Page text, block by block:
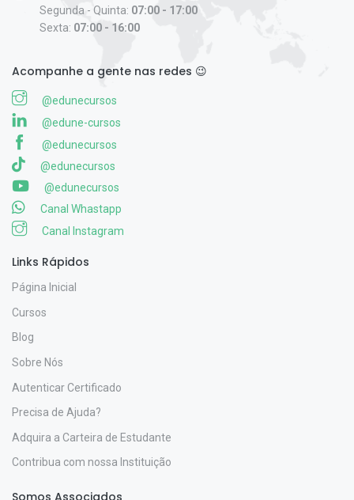
Segunda - Quinta: 07:00 - 17:00
Sexta: 07:00 - 16:00
Acompanhe a gente nas redes 😉
@edunecursos
@edune-cursos
@edunecursos
@edunecursos
@edunecursos
Canal Whastapp
Canal Instagram
Links Rápidos
Página Inicial
Cursos
Blog
Sobre Nós
Autenticar Certificado
Precisa de Ajuda?
Adquira a Carteira de Estudante
Contribua com nossa Instituição